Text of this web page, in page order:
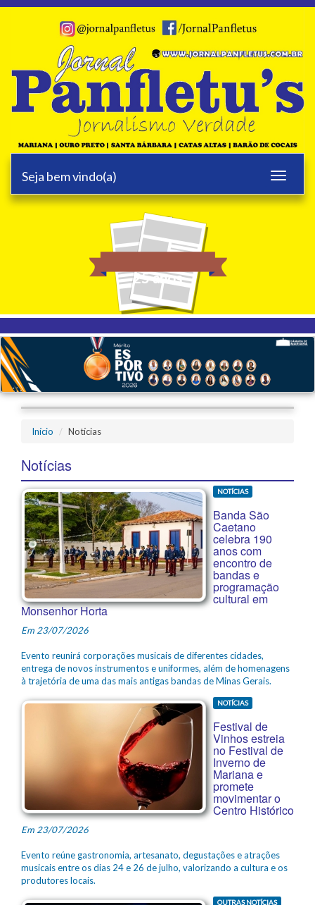
Toggle
Seja bem vindo(a)
25 anos
Início Notícias
Notícias
NOTÍCIAS
Banda São
Caetano
celebra 190
anos com
encontro de
bandas e
programação
cultural em
Monsenhor Horta
Em 23/07/2026
Evento reunirá corporações musicais de diferentes cidades,
entrega de novos instrumentos e uniformes, além de homenagens
à trajetória de uma das mais antigas bandas de Minas Gerais.
NOTÍCIAS
Festival de
Vinhos estreia
no Festival de
Inverno de
Mariana e
promete
movimentar o
Centro Histórico
Em 23/07/2026
Evento reúne gastronomia, artesanato, degustações e atrações
musicais entre os dias 24 e 26 de julho, valorizando a cultura e os
produtores locais.
OUTRAS NOTÍCIAS